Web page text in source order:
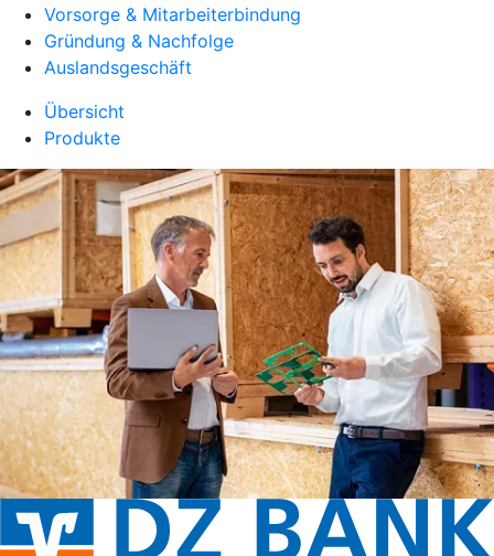
Vorsorge & Mitarbeiterbindung
Gründung & Nachfolge
Auslandsgeschäft
Übersicht
Produkte